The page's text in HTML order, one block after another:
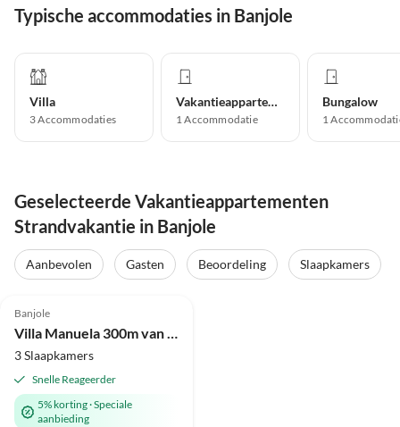
Typische accommodaties in Banjole
Villa
3Accommodaties
Vakantieappartement
1Accommodatie
Bungalow
1
Geselecteerde Vakantieappartementen
Strandvakantie in Banjole
Aanbevolen Gasten Beoordeling Slaapkamers
Banjole
Villa Manuela 300m van het strand
3 Slaapkamers
Snelle Reageerder
5% korting·Speciale
aanbieding